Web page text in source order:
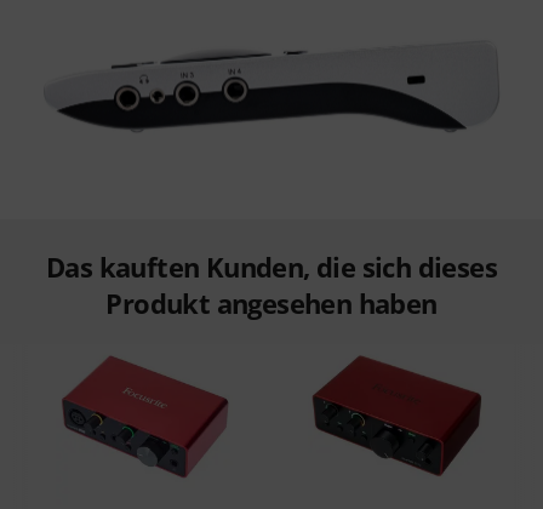
Das kauften Kunden, die sich dieses
Produkt angesehen haben